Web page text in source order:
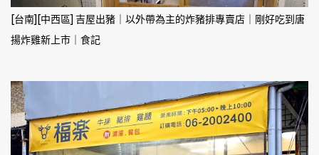
[台南][中西區] 吉屋出豬｜以外帶為主的炸豬排專賣店｜剛好吃到唐
揚炸雞新上市｜食記